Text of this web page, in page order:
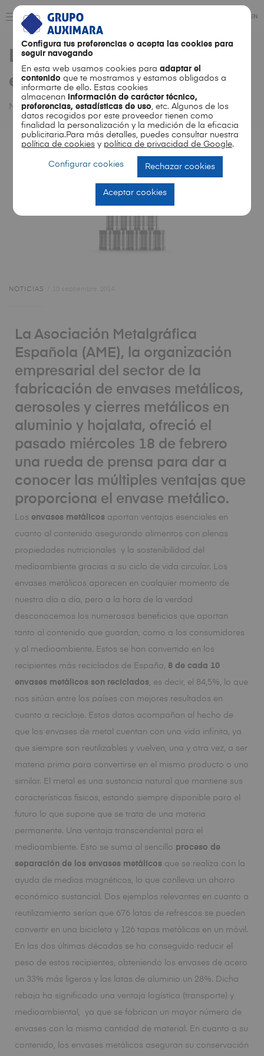
Configura tus preferencias o acepta las cookies para
seguir navegando
En esta web usamos cookies para adaptar el
contenido que te mostramos y estamos obligados a
informarte de ello. Estas cookies
almacenan
información de carácter técnico,
preferencias, estadísticas de uso, etc. Algunos de los
datos recogidos por este proveedor tienen como
finalidad la personalización y la medición de la eficacia
publicitaria.Para más detalles, puedes consultar nuestra
política de cookiesy política de privacidad de Google.
Configurar cookies Rechazar cookies
Aceptar cookies
EN
Noticias Los beneficios de los envases metálicos
Los beneficios de los
envases metálicos
NOTICIAS
La Asociación Metalgráfica
Española (AME), la organización
empresarial del sector de la
fabricación de envases metálicos,
aerosoles y cierres metálicos en
aluminio y hojalata, ofreció el
pasado miércoles 18 de febrero
una rueda de prensa para dar a
conocer las múltiples ventajas que
proporciona el envase metálico.
Los envases metálicos aportan ventajas esenciales en
cuanto al contenido asegurando alimentos con plenas
propiedades nutricionales y la sostenibilidad del
medioambiente gracias a su ciclo de vida circular. Los
envases metálicos aparecen en cualquier momento de
nuestro día a día, pero a la hora de la verdad
desconocemos los numerosos beneficios que aportan
tanto al contenido que guardan, como a los consumidores
y al medioambiente. Estos se han convertido en los
recipientes más reciclados de España, 8 de cada 10
envases metálicos son reciclados, es decir, el 84,5%, lo que
nos sitúan entre los países con mejores resultados en
cuanto a reciclaje. Estos datos acompañan al hecho de
que los envases de metal cuentan con una vida infinita, ya
que siempre son reutilizables y vuelven, una y otra vez, a ser
materia prima para convertirse en el mismo producto o uno
similar. El metal es una sustancia natural que mantiene sus
características físicas, estando siempre disponible para el
futuro lo que supone que se trata de una materia
permanente. Una ventaja transcendental para el
medioambiente. Esto se suma al sencillo proceso de
separación de los envases metálicos que se realiza con la
ayuda de medios magnéticos, lo que conlleva un ahorro
económico sustancial. Dos ejemplos relevantes en cuanto a
reutilizamiento serían que 676 latas de refrescos se pueden
convertir en una bicicleta y 126 tapas metálicas en un móvil.
En las dos últimas décadas se ha conseguido reducir el
peso de estos recipientes, obteniendo los envases de acero
un 33% más ligeros y las latas de aluminio un 28%. Dicha
rebaja ha significado una ventaja logística (transporte) y
medioambiental, ya que se fabrican un mayor número de
envases con la misma cantidad de material. En cuanto a su
contenido, los envases metálicos aseguran su conservación